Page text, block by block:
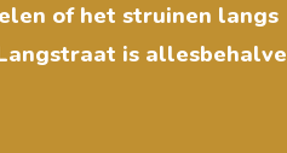
of het struinen langs
is allesbehalve